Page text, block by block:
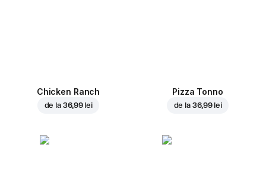
Chicken Ranch
de la 36,99 lei
Pizza Tonno
de la 36,99 lei